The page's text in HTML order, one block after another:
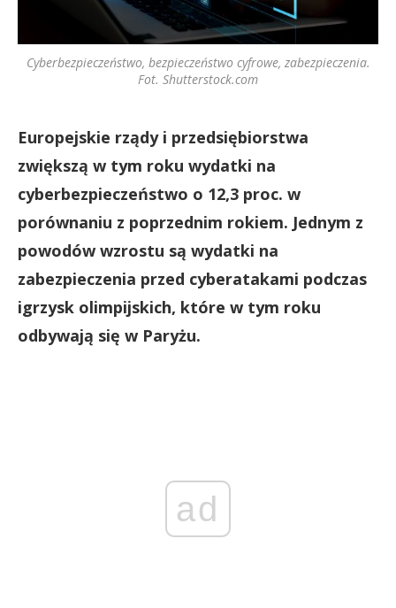
Cyberbezpieczeństwo, bezpieczeństwo cyfrowe, zabezpieczenia.
Fot. Shutterstock.com
Europejskie rządy i przedsiębiorstwa
zwiększą w tym roku wydatki na
cyberbezpieczeństwo o 12,3 proc. w
porównaniu z poprzednim rokiem. Jednym z
powodów wzrostu są wydatki na
zabezpieczenia przed cyberatakami podczas
igrzysk olimpijskich, które w tym roku
odbywają się w Paryżu.
ad